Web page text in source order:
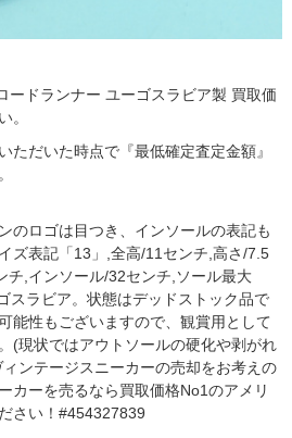
ードランナー ユーゴスラビア製 買取価
。
だいた時点で『最低確定査定金額』
のロゴは目つき、インソールの表記も
ズ表記「13」,全高/11センチ,高さ/7.5
チ,インソール/32センチ,ソール最大
スラビア。状態はデッドストック品で
能性もございますので、観賞用として
(現状ではアウトソールの硬化や剥がれ
ンテージスニーカーの売却をお考えの
カーを売るなら買取価格No1のアメリ
さい！#454327839